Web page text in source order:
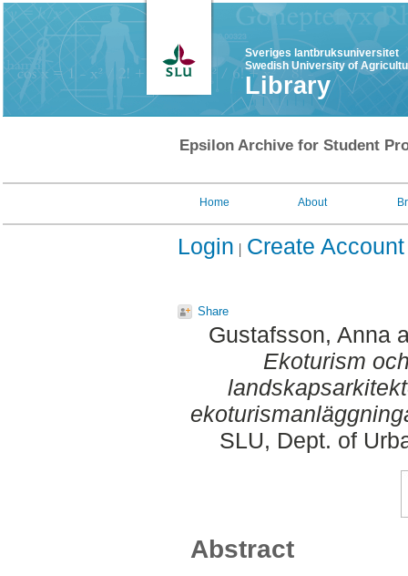
Sveriges lantbruksuniversitet
Swedish University of
Library
Epsilon Archive for Student
Home About
Login Create Account
Share
Gustafsson, Anna
Ekoturism
SLU, Dept. of
Abstract